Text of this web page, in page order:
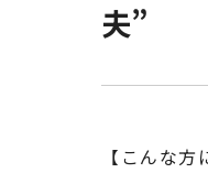
夫”
【こんな方